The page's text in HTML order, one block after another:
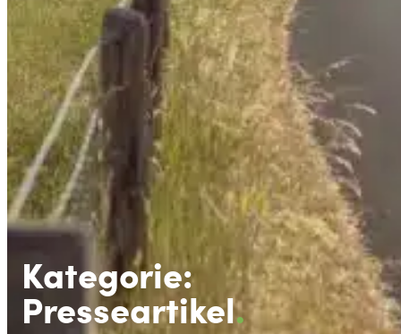
Kategorie:
Presseartikel